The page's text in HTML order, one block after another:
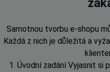
Samotnou tvorbu e-shopu
Každá z nich je důležitá a
1. Úvodní zadání Vyjasnit si